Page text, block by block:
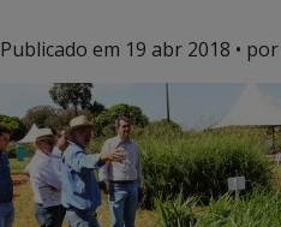
Publicado em 19 abr 2018 • por